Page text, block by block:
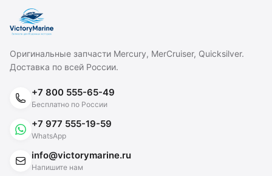
Оригинальные запчасти Mercury, MerCruiser, Quicksilver.
Доставка по всей России.
+7 800 555-65-49
Бесплатно по России
+7 977 555-19-59
WhatsApp
info@victorymarine.ru
Напишите нам